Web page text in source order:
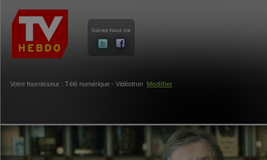
Votre fournisseur : Télé numérique - Vidéotron Modifier